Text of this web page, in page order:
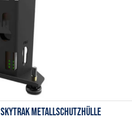
SkyTrak Metallschutzhülle
Anzeigen